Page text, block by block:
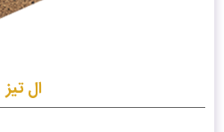
ال تیز